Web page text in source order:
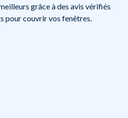
grâce à des avis vérifiés
pour couvrir vos fenêtres.